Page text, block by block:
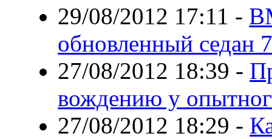
29/08/2012 17:11 -
обновленный седан
27/08/2012 18:39 -
вождению у
27/08/2012 18:29 -